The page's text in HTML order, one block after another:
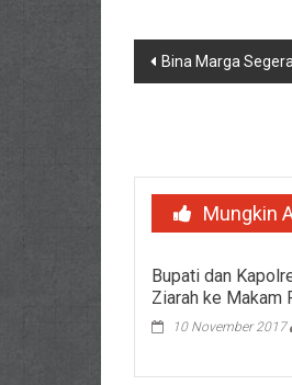
Navigasi
Bina Marga
Mungkin
Bupati dan
Ziarah ke Makam
10 November 2017